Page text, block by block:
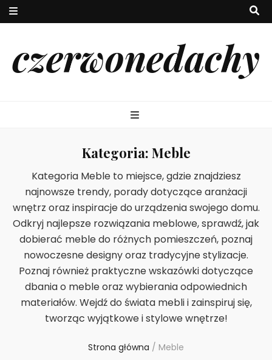
czerwonedachy
Kategoria: Meble
Kategoria Meble to miejsce, gdzie znajdziesz
najnowsze trendy, porady dotyczące aranżacji
wnętrz oraz inspiracje do urządzenia swojego domu.
Odkryj najlepsze rozwiązania meblowe, sprawdź, jak
dobierać meble do różnych pomieszczeń, poznaj
nowoczesne designy oraz tradycyjne stylizacje.
Poznaj również praktyczne wskazówki dotyczące
dbania o meble oraz wybierania odpowiednich
materiałów. Wejdź do świata mebli i zainspiruj się,
tworząc wyjątkowe i stylowe wnętrze!
Strona główna / Meble